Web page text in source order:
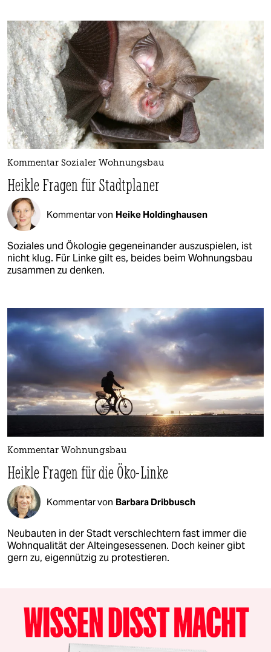
Kommentar Sozialer Wohnungsbau
Heikle Fragen für Stadtplaner
Kommentar von Heike Holdinghausen
Soziales und Ökologie gegeneinander auszuspielen, ist
nicht klug. Für Linke gilt es, beides beim Wohnungsbau
zusammen zu denken.
Kommentar Wohnungsbau
Heikle Fragen für die Öko-Linke
Kommentar von Barbara Dribbusch
Neubauten in der Stadt verschlechtern fast immer die
Wohnqualität der Alteingesessenen. Doch keiner gibt
gern zu, eigennützig zu protestieren.